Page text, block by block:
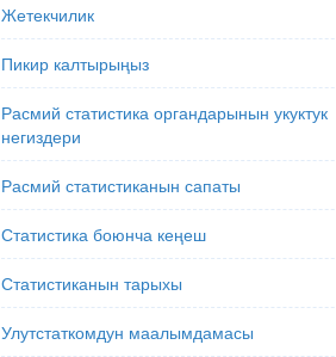
Жетекчилик
Пикир калтырыңыз
Расмий статистика органдарынын укуктук
негиздери
Расмий статистиканын сапаты
Статистика боюнча кеңеш
Статистиканын тарыхы
Улутстаткомдун маалымдамасы